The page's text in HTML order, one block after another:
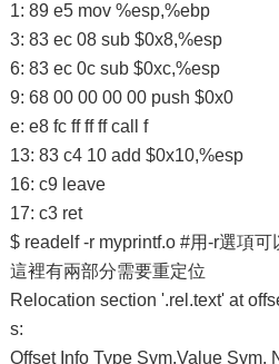
1: 89 e5 mov %esp,%ebp
3: 83 ec 08 sub $0x8,%esp
6: 83 ec 0c sub $0xc,%esp
9: 68 00 00 00 00 push $0x0
e: e8 fc ff ff ff call f
13: 83 c4 10 add $0x10,%esp
16: c9 leave
17: c3 ret
$ readelf -r myprintf.o #用-r選項可
這裡有兩部分需要重定位
Relocation section '.rel.text' at
s:
Offset Info Type Sym.Value Sym.